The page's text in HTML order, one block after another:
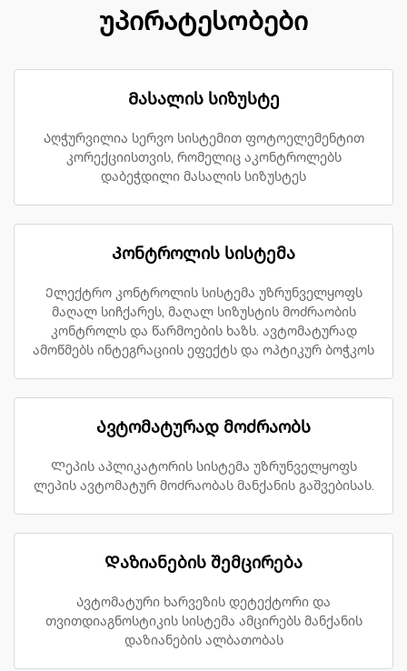
უპირატესობები
Მასალის სიზუსტე
Აღჭურვილია სერვო სისტემით ფოტოელემენტით
კორექციისთვის, რომელიც აკონტროლებს
დაბეჭდილი მასალის სიზუსტეს
Კონტროლის სისტემა
Ელექტრო კონტროლის სისტემა უზრუნველყოფს
მაღალ სიჩქარეს, მაღალ სიზუსტის მოძრაობის
კონტროლს და წარმოების ხაზს. ავტომატურად
ამოწმებს ინტეგრაციის ეფექტს და ოპტიკურ ბოჭკოს
Ავტომატურად მოძრაობს
Ლეპის აპლიკატორის სისტემა უზრუნველყოფს
ლეპის ავტომატურ მოძრაობას მანქანის გაშვებისას.
Დაზიანების შემცირება
Ავტომატური ხარვეზის დეტექტორი და
თვითდიაგნოსტიკის სისტემა ამცირებს მანქანის
დაზიანების ალბათობას